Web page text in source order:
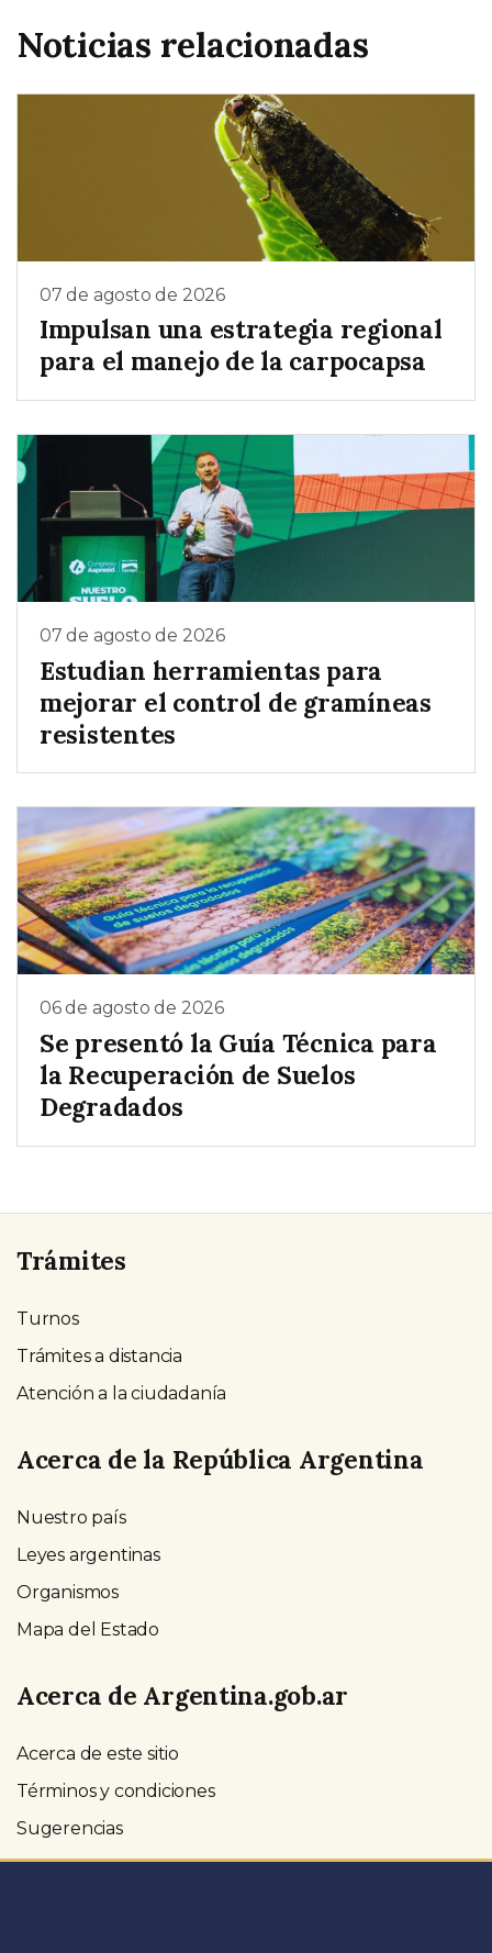
Noticias relacionadas
07 de agosto de 2026
Impulsan una estrategia regional
para el manejo de la carpocapsa
07 de agosto de 2026
Estudian herramientas para
mejorar el control de gramíneas
resistentes
06 de agosto de 2026
Se presentó la Guía Técnica para
la Recuperación de Suelos
Degradados
Trámites
Turnos
Trámites a distancia
Atención a la ciudadanía
Acerca de la República Argentina
Nuestro país
Leyes argentinas
Organismos
Mapa del Estado
Acerca de Argentina.gob.ar
Acerca de este sitio
Términos y condiciones
Sugerencias